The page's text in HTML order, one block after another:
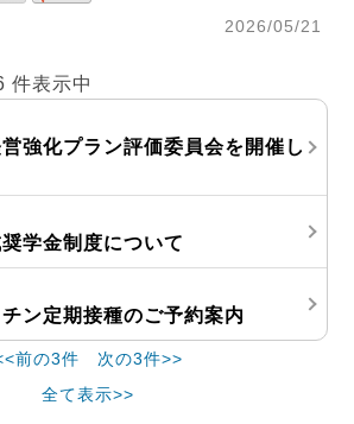
2026/05/21
表示中
強化プラン評価委員会を開催し
学金制度について
ン定期接種のご予約案内
前の3件
次の3件>>
全て表示>>